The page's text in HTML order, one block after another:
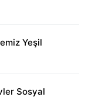
Yeşil
Sosyal